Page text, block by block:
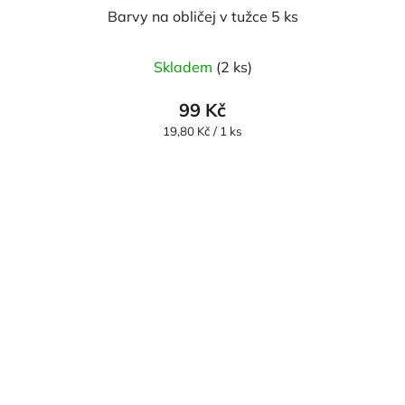
Barvy na obličej v tužce 5 ks
Skladem (2 ks)
99 Kč
Měrná
19,80 Kč / 1 ks